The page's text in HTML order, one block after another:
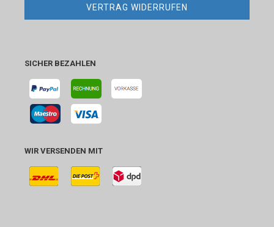
VERTRAG WIDERRUFEN
SICHER BEZAHLEN
WIR VERSENDEN MIT